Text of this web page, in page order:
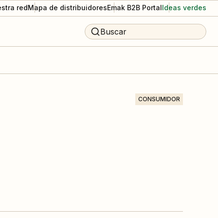
redMapa de distribuidoresEmak B2B PortalIdeas verdes
Buscar
CONSUMIDOR